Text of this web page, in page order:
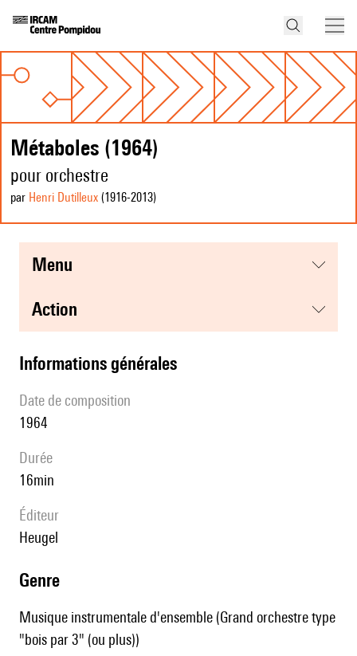
Métaboles (1964)
pour orchestre
par Henri Dutilleux (1916-2013)
menu
action
informations générales
date de composition
1964
durée
16min
éditeur
Heugel
genre
Musique instrumentale d'ensemble (Grand orchestre type
"bois par 3" (ou plus))